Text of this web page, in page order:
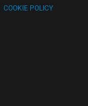
COOKIE POLICY